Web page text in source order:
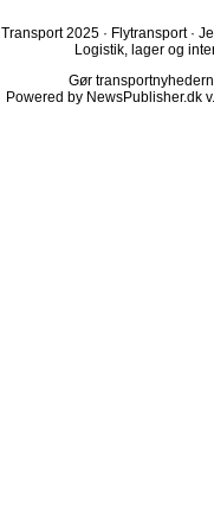
Transport 2025 · Flytransport ·
Logistik, lager og
Gør
Powered by NewsPublisher.dk